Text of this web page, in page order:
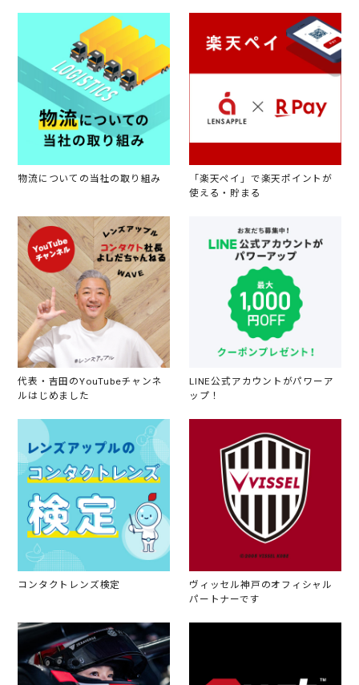
物流についての当社の取り組み
「楽天ペイ」で楽天ポイントが
使える・貯まる
代表・吉田のYouTubeチャンネ
ルはじめました
LINE公式アカウントがパワーア
ップ！
コンタクトレンズ検定
ヴィッセル神戸のオフィシャル
パートナーです